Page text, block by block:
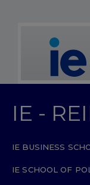
IE -
IE BUSINESS
IE SCHOOL OF